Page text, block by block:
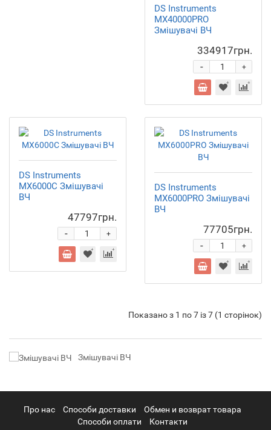
DS Instruments
MX40000PRO
Змішувачі ВЧ
334917грн.
+
-
DS Instruments
MX6000C Змішувачі
ВЧ
47797грн.
+
-
DS Instruments
MX6000PRO Змішувачі
ВЧ
77705грн.
+
-
Показано з 1 по 7 із 7 (1 сторінок)
Змішувачі ВЧ
Про нас Cпособи доставки
Обмен и возврат товара
Способи оплати
Контакти